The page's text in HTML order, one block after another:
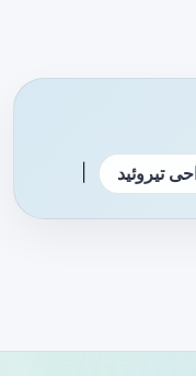
تیروئید